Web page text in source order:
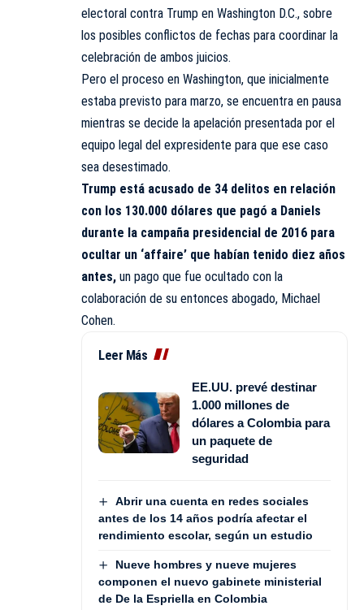
electoral contra Trump en Washington D.C., sobre
los posibles conflictos de fechas para coordinar la
celebración de ambos juicios.
Pero el proceso en Washington, que inicialmente
estaba previsto para marzo, se encuentra en pausa
mientras se decide la apelación presentada por el
equipo legal del expresidente para que ese caso
sea desestimado.
Trump está acusado de 34 delitos en relación
con los 130.000 dólares que pagó a Daniels
durante la campaña presidencial de 2016 para
ocultar un ‘affaire’ que habían tenido diez años
antes, un pago que fue ocultado con la
colaboración de su entonces abogado, Michael
Cohen.
Leer Más
EE.UU. prevé destinar
1.000 millones de
dólares a Colombia para
un paquete de
seguridad
Abrir una cuenta en redes sociales
antes de los 14 años podría afectar el
rendimiento escolar, según un estudio
Nueve hombres y nueve mujeres
componen el nuevo gabinete ministerial
de De la Espriella en Colombia